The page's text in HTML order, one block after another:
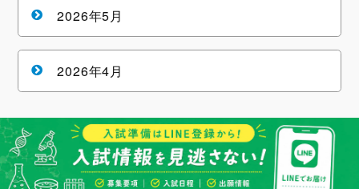
2026年5月
2026年4月